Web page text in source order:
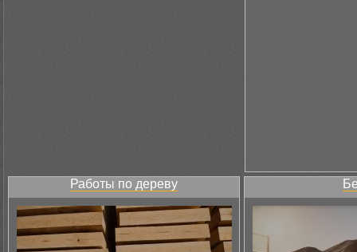
Работы по дереву